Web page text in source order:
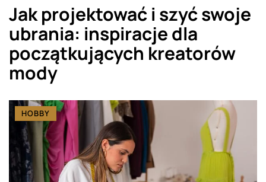
Jak projektować i szyć swoje
ubrania: inspiracje dla
początkujących kreatorów
mody
HOBBY